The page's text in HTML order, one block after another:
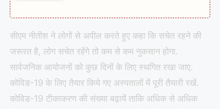
सीएम नीतीश ने लोगों से अपील करते हुए कहा कि सचेत रहने की
जरूरत है, लोग सचेत रहेंगे तो कम से कम नुकसान होगा.
सार्वजनिक आयोजनों को कुछ दिनों के लिए स्थगित रखा जाए.
कोविड-19 के लिए तैयार किये गए अस्पतालों में पूरी तैयारी रखें.
कोविड-19 टीकाकरण की संख्या बढ़ायें ताकि अधिक से अधिक